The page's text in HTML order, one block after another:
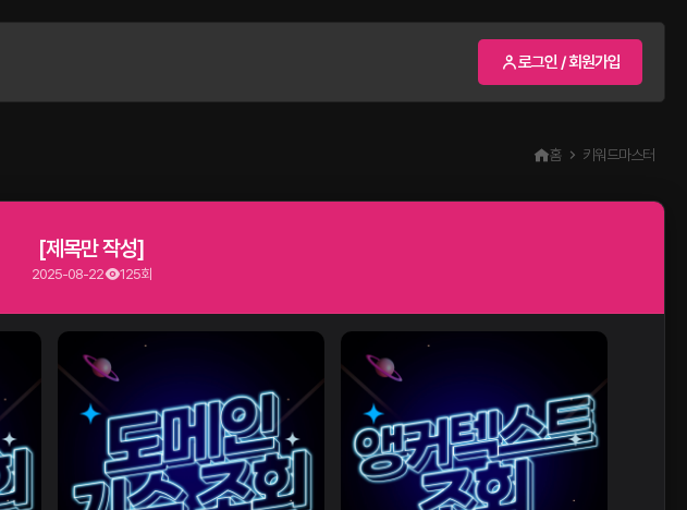
로그인 / 회원가입
홈 키워드마스터
[제목만 작성]
2025-08-22 125회